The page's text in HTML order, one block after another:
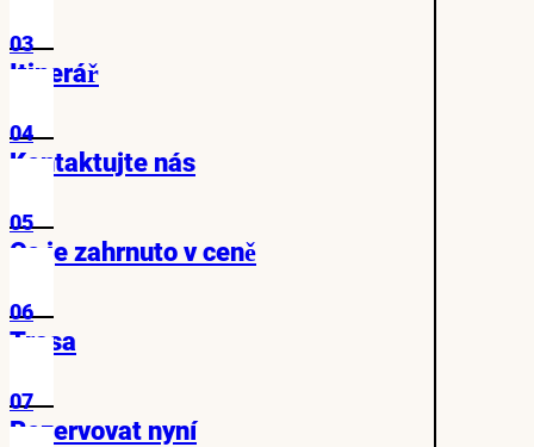
03
Itinerář
04
Kontaktujte nás
05
Co je zahrnuto v ceně
06
Trasa
07
Rezervovat nyní